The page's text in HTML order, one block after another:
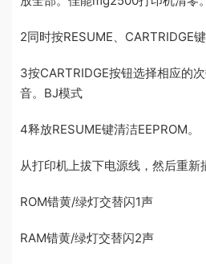
2同时按RESUME、CARTRIDGE
3按CARTRIDGE按钮选择相应的
音。BJ模式
4释放RESUME键清洁EEPROM。
从打印机上拔下电源线，然后重新
ROM错黄/绿灯交替闪1声
RAM错黄/绿灯交替闪2声